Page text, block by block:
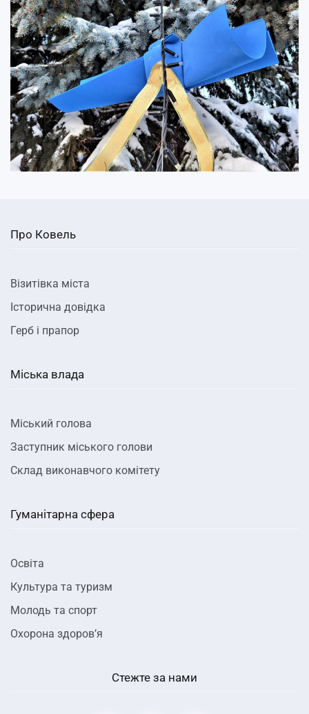
Про Ковель
Візитівка міста
Історична довідка
Герб і прапор
Міська влада
Міський голова
Заступник міського голови
Склад виконавчого комітету
Гуманітарна сфера
Освіта
Культура та туризм
Молодь та спорт
Охорона здоров’я
Стежте за нами